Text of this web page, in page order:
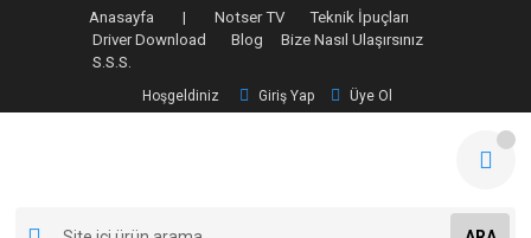
Anasayfa | Notser TV
Teknik İpuçları
Driver Download
Blog
Bize Nasıl Ulaşırsınız
S.S.S.
Hoşgeldiniz Giriş Yap Üye Ol